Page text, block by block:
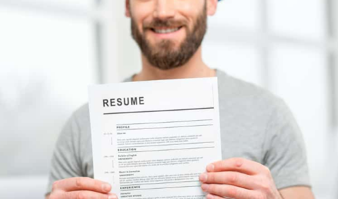
doświadczenie jako dekarz, blacharz
Doświadczenie pracy w Norwegii mile
widziane Znajomość j. Angielskiego B2
Oferujemy: Godzinowa stawka brutto
280-300 NOK/h Zatrudnienie przez